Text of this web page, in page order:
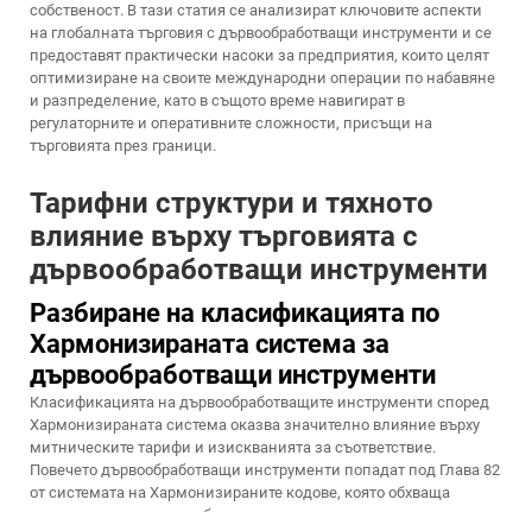
собственост. В тази статия се анализират ключовите аспекти
на глобалната търговия с дървообработващи инструменти и се
предоставят практически насоки за предприятия, които целят
оптимизиране на своите международни операции по набавяне
и разпределение, като в същото време навигират в
регулаторните и оперативните сложности, присъщи на
търговията през граници.
Тарифни структури и тяхното
влияние върху търговията с
дървообработващи инструменти
Разбиране на класификацията по
Хармонизираната система за
дървообработващи инструменти
Класификацията на дървообработващите инструменти според
Хармонизираната система оказва значително влияние върху
митническите тарифи и изискванията за съответствие.
Повечето дървообработващи инструменти попадат под Глава 82
от системата на Хармонизираните кодове, която обхваща